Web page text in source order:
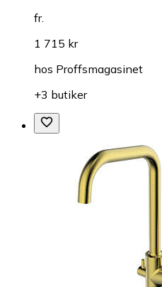
fr.
1 715 kr
hos Proffsmagasinet
+3 butiker